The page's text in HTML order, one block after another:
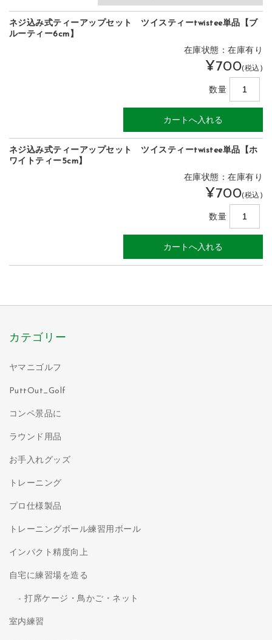
ネジ込み式ティーアップセット ツイスティーtwistee単品【ブ
ルーティー6cm】
在庫状態：在庫有り
¥700(税込)
数量
ネジ込み式ティーアップセット ツイスティーtwistee単品【ホ
ワイトティー5cm】
在庫状態：在庫有り
¥700(税込)
数量
カテゴリー
ヤマニゴルフ
PuttOut_Golf
コンペ景品に
ラウンド用品
お手入れグッズ
トレーニング
プロ仕様製品
トレーニングボール練習用ボール
インパクト精度向上
自宅に練習場を造る
打席ケージ・鳥かご・ネット
室内練習